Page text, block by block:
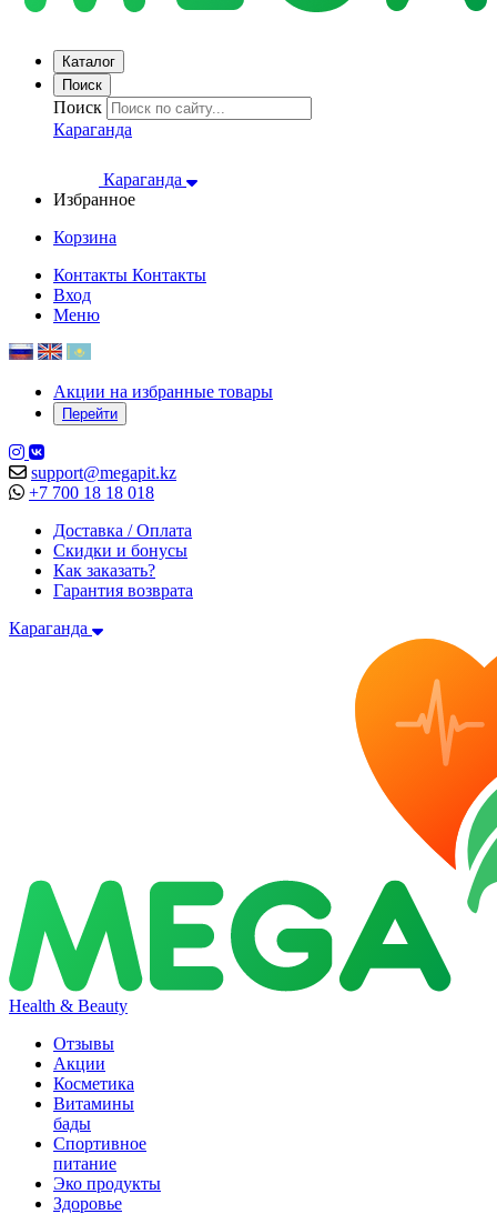
Каталог
Поиск
Поиск
Караганда
Караганда
Избранное
Корзина
Контакты Контакты
Вход
Меню
Акции на избранные товары
Перейти
support@megapit.kz
+7 700 18 18 018
Доставка / Оплата
Скидки и бонусы
Как заказать?
Гарантия возврата
Караганда
Health & Beauty
Отзывы
Акции
Косметика
Витамины
бады
Спортивное
питание
Эко продукты
Здоровье